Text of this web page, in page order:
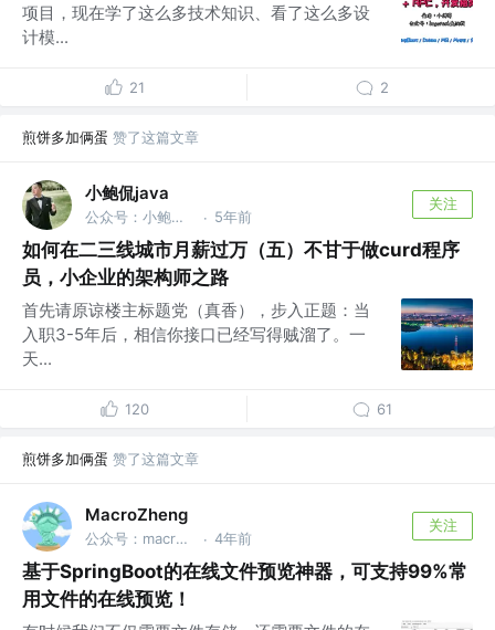
项目，现在学了这么多技术知识、看了这么多设
计模...
21 2
煎饼多加俩蛋 赞了这篇文章
小鲍侃java
公众号：小鲍侃java · 5年前
关注
如何在二三线城市月薪过万（五）不甘于做curd程序
员，小企业的架构师之路
首先请原谅楼主标题党（真香），步入正题：当
入职3-5年后，相信你接口已经写得贼溜了。一
天...
120 61
煎饼多加俩蛋 赞了这篇文章
MacroZheng
公众号：macrozheng · 4年前
关注
基于SpringBoot的在线文件预览神器，可支持99%常
用文件的在线预览！